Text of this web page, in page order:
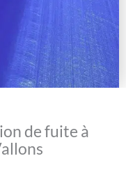
de fuite à